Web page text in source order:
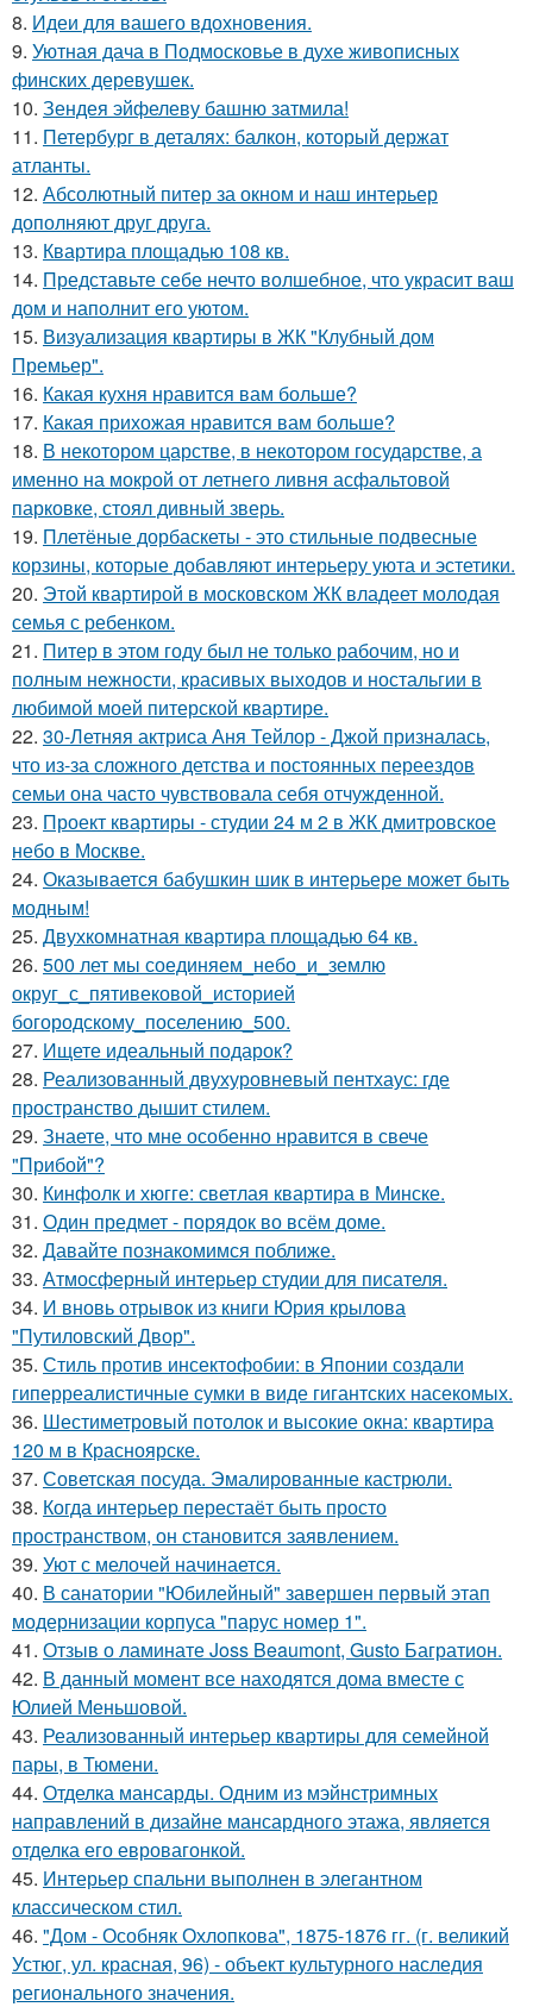
8. Идеи для вашего вдохновения.
9. Уютная дача в Подмосковье в духе живописных
финских деревушек.
10. Зендея эйфелеву башню затмила!
11. Петербург в деталях: балкон, который держат
атланты.
12. Абсолютный питер за окном и наш интерьер
дополняют друг друга.
13. Квартира площадью 108 кв.
14. Представьте себе нечто волшебное, что украсит ваш
дом и наполнит его уютом.
15. Визуализация квартиры в ЖК "Клубный дом
Премьер".
16. Какая кухня нравится вам больше?
17. Какая прихожая нравится вам больше?
18. В некотором царстве, в некотором государстве, а
именно на мокрой от летнего ливня асфальтовой
парковке, стоял дивный зверь.
19. Плетёные дорбаскеты - это стильные подвесные
корзины, которые добавляют интерьеру уюта и эстетики.
20. Этой квартирой в московском ЖК владеет молодая
семья с ребенком.
21. Питер в этом году был не только рабочим, но и
полным нежности, красивых выходов и ностальгии в
любимой моей питерской квартире.
22. 30-Летняя актриса Аня Тейлор - Джой призналась,
что из-за сложного детства и постоянных переездов
семьи она часто чувствовала себя отчужденной.
23. Проект квартиры - студии 24 м 2 в ЖК дмитровское
небо в Москве.
24. Оказывается бабушкин шик в интерьере может быть
модным!
25. Двухкомнатная квартира площадью 64 кв.
26. 500 лет мы соединяем_небо_и_землю
округ_с_пятивековой_историей
богородскому_поселению_500.
27. Ищете идеальный подарок?
28. Реализованный двухуровневый пентхаус: где
пространство дышит стилем.
29. Знаете, что мне особенно нравится в свече
"Прибой"?
30. Кинфолк и хюгге: светлая квартира в Минске.
31. Один предмет - порядок во всём доме.
32. Давайте познакомимся поближе.
33. Атмосферный интерьер студии для писателя.
34. И вновь отрывок из книги Юрия крылова
"Путиловский Двор".
35. Стиль против инсектофобии: в Японии создали
гиперреалистичные сумки в виде гигантских насекомых.
36. Шестиметровый потолок и высокие окна: квартира
120 м в Красноярске.
37. Советская посуда. Эмалированные кастрюли.
38. Когда интерьер перестаёт быть просто
пространством, он становится заявлением.
39. Уют с мелочей начинается.
40. В санатории "Юбилейный" завершен первый этап
модернизации корпуса "парус номер 1".
41. Отзыв о ламинате Joss Beaumont, Gusto Багратион.
42. В данный момент все находятся дома вместе с
Юлией Меньшовой.
43. Реализованный интерьер квартиры для семейной
пары, в Тюмени.
44. Отделка мансарды. Одним из мэйнстримных
направлений в дизайне мансардного этажа, является
отделка его евровагонкой.
45. Интерьер спальни выполнен в элегантном
классическом стил.
46. "Дом - Особняк Охлопкова", 1875-1876 гг. (г. великий
Устюг, ул. красная, 96) - объект культурного наследия
регионального значения.